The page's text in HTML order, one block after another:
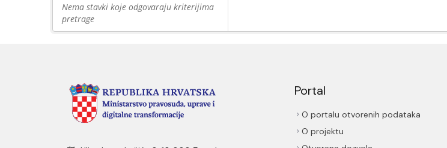
Nema stavki koje odgovaraju kriterijima
pretrage